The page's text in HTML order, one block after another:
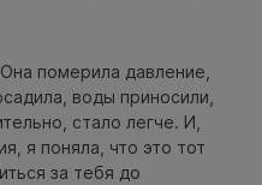
померила давление,
воды приносили,
стало легче. И,
я поняла, что это тот
за тебя до